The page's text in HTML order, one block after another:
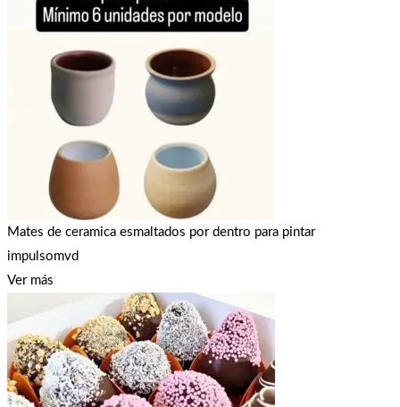
Mates de ceramica esmaltados por dentro para pintar
impulsomvd
Ver más